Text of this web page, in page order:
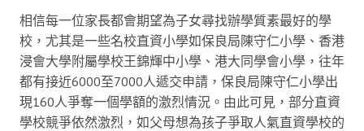
相信每一位家長都會期望為子女尋找辦學質素最好的學
校，尤其是一些名校直資小學如保良局陳守仁小學、香港
浸會大學附屬學校王錦輝中小學、港大同學會小學，往年
都有接近6000至7000人遞交申請，保良局陳守仁小學出
現160人爭奪一個學額的激烈情況。由此可見，部分直資
學校競爭依然激烈，如父母想為孩子爭取人氣直資學校的